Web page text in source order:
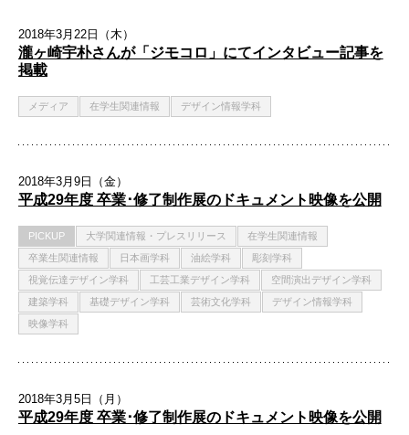
2018年3月22日（木）
瀧ヶ崎宇朴さんが「ジモコロ」にてインタビュー記事を
掲載
メディア 在学生関連情報 デザイン情報学科
2018年3月9日（金）
平成29年度 卒業･修了制作展のドキュメント映像を公開
PICKUP 大学関連情報・プレスリリース
在学生関連情報
卒業生関連情報
日本画学科 油絵学科
彫刻学科
視覚伝達デザイン学科
工芸工業デザイン学科
空間演出デザイン学科
建築学科
基礎デザイン学科 芸術文化学科
デザイン情報学科
映像学科
2018年3月5日（月）
平成29年度 卒業･修了制作展のドキュメント映像を公開